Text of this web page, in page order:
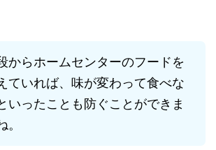
からホームセンターのフードを
ていれば、味が変わって食べな
いったことも防ぐことができま
。